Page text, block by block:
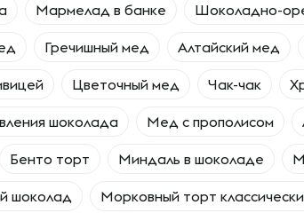
Мармелад в банке Шоколадно-
Гречишный мед Алтайский мед
Цветочный мед Чак-чак
шоколада Мед с прополисом
Бенто торт Миндаль в шоколаде
шоколад Морковный торт